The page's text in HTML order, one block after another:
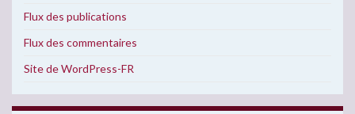
Flux des publications
Flux des commentaires
Site de WordPress-FR